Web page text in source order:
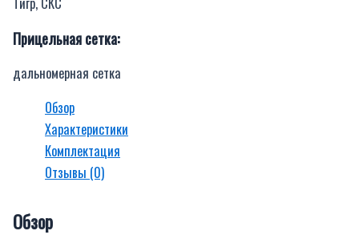
Прицельная сетка:
дальномерная сетка
Обзор
Характеристики
Комплектация
Отзывы (0)
Обзор